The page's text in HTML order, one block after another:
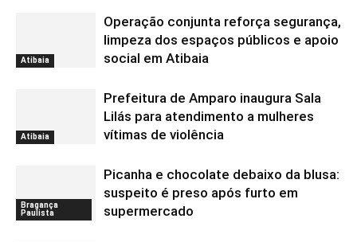
Atibaia
Operação conjunta reforça segurança,
limpeza dos espaços públicos e apoio
social em Atibaia
Atibaia
Prefeitura de Amparo inaugura Sala
Lilás para atendimento a mulheres
vítimas de violência
Bragança
Paulista
Picanha e chocolate debaixo da blusa:
suspeito é preso após furto em
supermercado